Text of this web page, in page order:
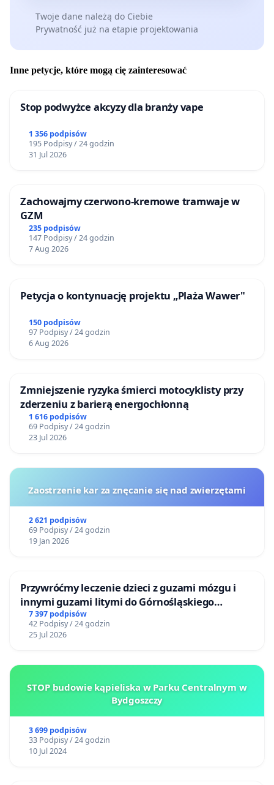
Twoje dane należą do Ciebie
Prywatność już na etapie projektowania
Inne petycje, które mogą cię zainteresować
Stop podwyżce akcyzy dla branży vape
1 356 podpisów
195 Podpisy / 24 godzin
31 Jul 2026
Zachowajmy czerwono-kremowe tramwaje w
GZM
235 podpisów
147 Podpisy / 24 godzin
7 Aug 2026
Petycja o kontynuację projektu „Plaża Wawer"
150 podpisów
97 Podpisy / 24 godzin
6 Aug 2026
Zmniejszenie ryzyka śmierci motocyklisty przy
zderzeniu z barierą energochłonną
1 616 podpisów
69 Podpisy / 24 godzin
23 Jul 2026
Zaostrzenie kar za znęcanie się nad zwierzętami
2 621 podpisów
69 Podpisy / 24 godzin
19 Jan 2026
Przywróćmy leczenie dzieci z guzami mózgu i
innymi guzami litymi do Górnośląskiego
Centrum Zdrowia Dziecka w Katowicach
7 397 podpisów
42 Podpisy / 24 godzin
25 Jul 2026
STOP budowie kąpieliska w Parku Centralnym w
Bydgoszczy
3 699 podpisów
33 Podpisy / 24 godzin
10 Jul 2024